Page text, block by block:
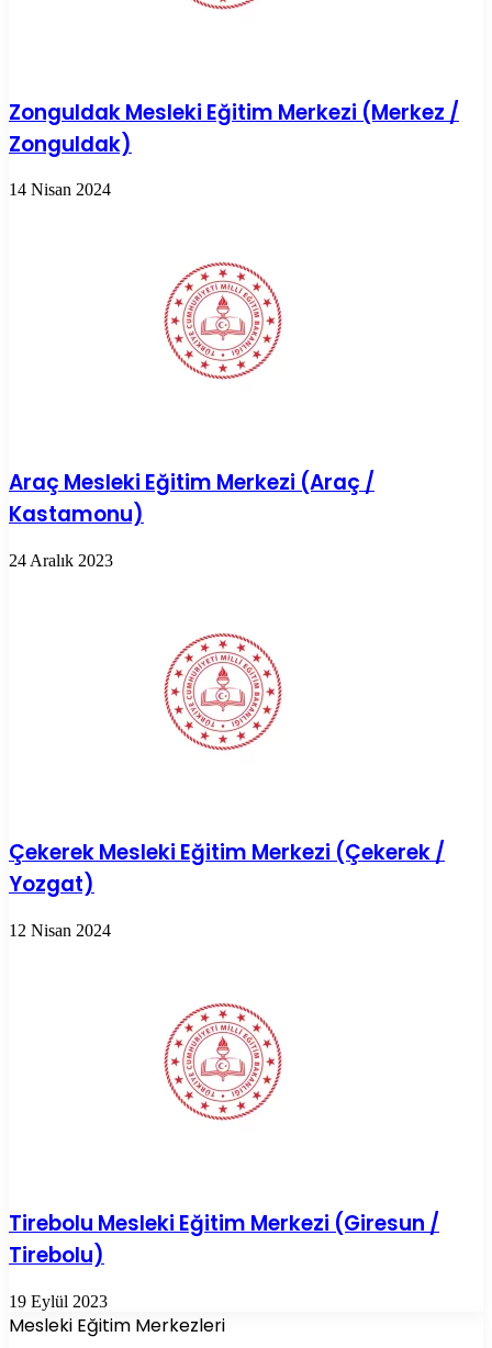
Zonguldak Mesleki Eğitim Merkezi (Merkez /
Zonguldak)
14 Nisan 2024
Araç Mesleki Eğitim Merkezi (Araç /
Kastamonu)
24 Aralık 2023
Çekerek Mesleki Eğitim Merkezi (Çekerek /
Yozgat)
12 Nisan 2024
Tirebolu Mesleki Eğitim Merkezi (Giresun /
Tirebolu)
19 Eylül 2023
Mesleki Eğitim Merkezleri